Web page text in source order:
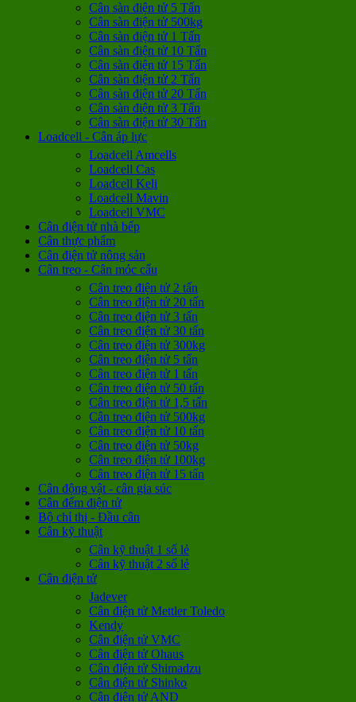
Cân sàn điện tử 5 Tấn
Cân sàn điện tử 500kg
Cân sàn điện tử 1 Tấn
Cân sàn điện tử 10 Tấn
Cân sàn điện tử 15 Tấn
Cân sàn điện tử 2 Tấn
Cân sàn điện tử 20 Tấn
Cân sàn điện tử 3 Tấn
Cân sàn điện tử 30 Tấn
Loadcell - Cân áp lực
Loadcell Amcells
Loadcell Cas
Loadcell Keli
Loadcell Mavin
Loadcell VMC
Cân điện tử nhà bếp
Cân thực phẩm
Cân điện tử nông sản
Cân treo - Cân móc cẩu
Cân treo điện tử 2 tấn
Cân treo điện tử 20 tấn
Cân treo điện tử 3 tấn
Cân treo điện tử 30 tấn
Cân treo điện tử 300kg
Cân treo điện tử 5 tấn
Cân treo điện tử 1 tấn
Cân treo điện tử 50 tấn
Cân treo điện tử 1,5 tấn
Cân treo điện tử 500kg
Cân treo điện tử 10 tấn
Cân treo điện tử 50kg
Cân treo điện tử 100kg
Cân treo điện tử 15 tấn
Cân động vật - cân gia súc
Cân đếm điện tử
Bộ chỉ thị - Đầu cân
Cân kỹ thuật
Cân kỹ thuật 1 số lẻ
Cân kỹ thuật 2 số lẻ
Cân điện tử
Jadever
Cân điện tử Mettler Toledo
Kendy
Cân điện tử VMC
Cân điện tử Ohaus
Cân điện tử Shimadzu
Cân điện tử Shinko
Cân điện tử AND